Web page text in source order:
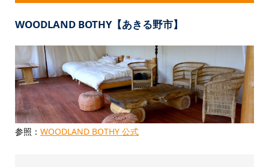
WOODLAND BOTHY【あきる野市】
参照： WOODLAND BOTHY 公式